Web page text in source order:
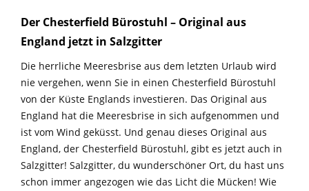
Der Chesterfield Bürostuhl – Original aus
England jetzt in Salzgitter
Die herrliche Meeresbrise aus dem letzten Urlaub wird
nie vergehen, wenn Sie in einen Chesterfield Bürostuhl
von der Küste Englands investieren. Das Original aus
England hat die Meeresbrise in sich aufgenommen und
ist vom Wind geküsst. Und genau dieses Original aus
England, der Chesterfield Bürostuhl, gibt es jetzt auch in
Salzgitter! Salzgitter, du wunderschöner Ort, du hast uns
schon immer angezogen wie das Licht die Mücken! Wie